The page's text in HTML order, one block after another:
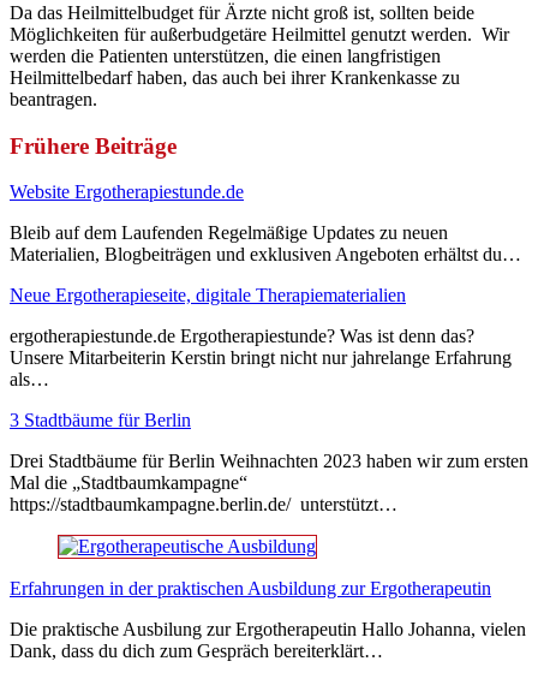
Da das Heilmittelbudget für Ärzte nicht groß ist, sollten beide
Möglichkeiten für außerbudgetäre Heilmittel genutzt werden. Wir
werden die Patienten unterstützen, die einen langfristigen
Heilmittelbedarf haben, das auch bei ihrer Krankenkasse zu
beantragen.
Frühere Beiträge
Website Ergotherapiestunde.de
Bleib auf dem Laufenden Regelmäßige Updates zu neuen
Materialien, Blogbeiträgen und exklusiven Angeboten erhältst du…
Neue Ergotherapieseite, digitale Therapiematerialien
ergotherapiestunde.de Ergotherapiestunde? Was ist denn das?
Unsere Mitarbeiterin Kerstin bringt nicht nur jahrelange Erfahrung
als…
3 Stadtbäume für Berlin
Drei Stadtbäume für Berlin Weihnachten 2023 haben wir zum ersten
Mal die „Stadtbaumkampagne“
https://stadtbaumkampagne.berlin.de/ unterstützt…
Erfahrungen in der praktischen Ausbildung zur Ergotherapeutin
Die praktische Ausbilung zur Ergotherapeutin Hallo Johanna, vielen
Dank, dass du dich zum Gespräch bereiterklärt…